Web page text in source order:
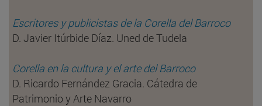
Escritores y publicistas de la Corella del Barroco
D. Javier Itúrbide Díaz. Uned de Tudela
Corella en la cultura y el arte del Barroco
D. Ricardo Fernández Gracia. Cátedra de
Patrimonio y Arte Navarro